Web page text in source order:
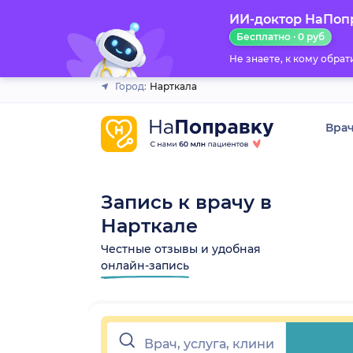
ИИ-доктор
Бесплатно · 0 руб
Не знаете, к кому
Город: Нарткала
Запись к врачу в
Нарткале
Честные отзывы и удобная
онлайн-запись